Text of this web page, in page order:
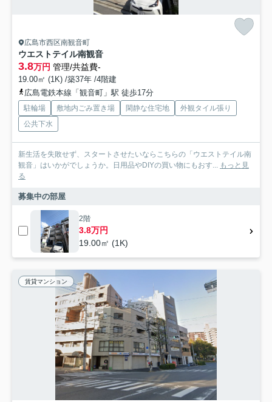
広島市西区南観音町
ウエストテイル南観音
3.8万円 管理/共益費-
19.00㎡ (1K) /築37年 /4階建
広島電鉄本線「観音町」駅 徒歩17分
駐輪場 敷地内ごみ置き場 閑静な住宅地
外観タイル張り
公共下水
新生活を失敗せず、スタートさせたいならこちらの「ウエストテイル南
観音」はいかがでしょうか。日用品やDIYの買い物にもおす... もっと見
る
募集中の部屋
2階
3.8万円
19.00㎡ (1K)
賃貸マンション